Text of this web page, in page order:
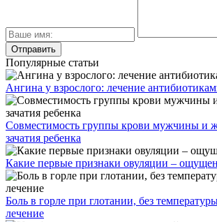
Популярные статьи
Ангина у взрослого: лечение
Совместимость группы крови мужчины и
зачатия ребенка
Какие первые признаки овуляции –
Боль в горле при глотании, без
лечение